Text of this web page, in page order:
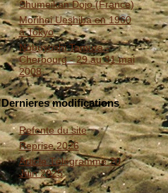
Shumeikan Dojo (France)
Morihei Ueshiba en 1960
à Tokyo
Nobuyoshi Tamura -
Cherbourg - 29 au 31 mai
2008
Dernieres modifications
Refonte du site
Reprise 2026
Article Télégramme 20
Juin 2025